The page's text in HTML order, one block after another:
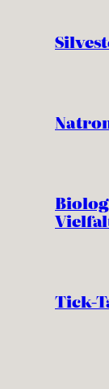
Tick-